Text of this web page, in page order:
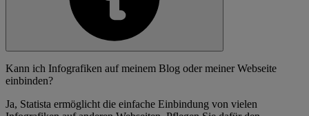
Kann ich Infografiken auf meinem Blog oder meiner Webseite
einbinden?
Ja, Statista ermöglicht die einfache Einbindung von vielen